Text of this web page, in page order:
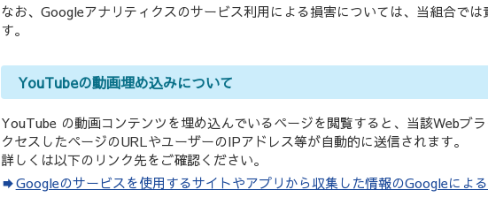
なお、Googleアナリティクスのサービス利用による損害については、当組合で
す。
YouTubeの動画埋め込みについて
YouTube の動画コンテンツを埋め込んでいるページを閲覧すると、当該Webブ
クセスしたページのURLやユーザーのIPアドレス等が自動的に送信されます。
詳しくは以下のリンク先をご確認ください。
Googleのサービスを使用するサイトやアプリから収集した情報のGoogleによ